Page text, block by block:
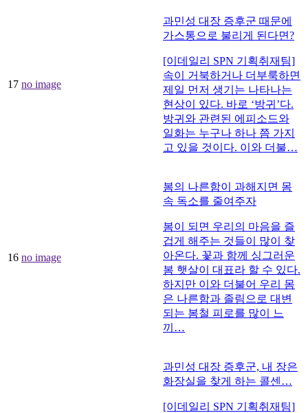
17 no image
과민성 대장 증후군 때문에
가스통으로 불리게 된다면?
[이데일리 SPN 기획취재팀]
속이 거북하거나 더부룩하면
제일 먼저 생기는 나타나는
현상이 있다. 바로 ‘방귀’다.
방귀와 관련된 에피소드와
일화는 누구나 하나 쯤 가지
고 있을 것이다. 이와 더불…
16 no image
봄의 나른함이 과해지면 몸
속 독소를 줄여주자
봄이 되면 우리의 마음을 즐
겁게 해주는 것들이 많이 찾
아온다. 꽃과 함께 싱그러운
봄 햇살이 대표라 할 수 있다.
하지만 이와 더불어 우리 몸
은 나른함과 졸림으로 대변
되는 봄철 피로를 많이 느
끼…
과민성 대장 증후군, 내 장은
화장실을 찾게 하는 콜센…
[이데일리 SPN 기획취재팀]